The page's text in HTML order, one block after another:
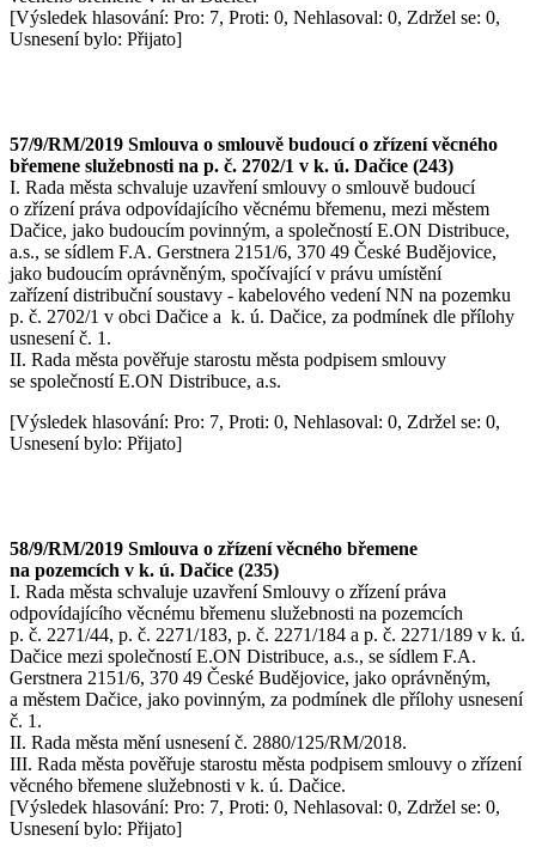
[Výsledek hlasování: Pro: 7, Proti: 0, Nehlasoval: 0, Zdržel se: 0,
Usnesení bylo: Přijato]
57/9/RM/2019 Smlouva o smlouvě budoucí o zřízení věcného
břemene služebnosti na p. č. 2702/1 v k. ú. Dačice (243)
I. Rada města schvaluje uzavření smlouvy o smlouvě budoucí
o zřízení práva odpovídajícího věcnému břemenu, mezi městem
Dačice, jako budoucím povinným, a společností E.ON Distribuce,
a.s., se sídlem F.A. Gerstnera 2151/6, 370 49 České Budějovice,
jako budoucím oprávněným, spočívající v právu umístění
zařízení distribuční soustavy - kabelového vedení NN na pozemku
p. č. 2702/1 v obci Dačice a k. ú. Dačice, za podmínek dle přílohy
usnesení č. 1.
II. Rada města pověřuje starostu města podpisem smlouvy
se společností E.ON Distribuce, a.s.
[Výsledek hlasování: Pro: 7, Proti: 0, Nehlasoval: 0, Zdržel se: 0,
Usnesení bylo: Přijato]
58/9/RM/2019 Smlouva o zřízení věcného břemene
na pozemcích v k. ú. Dačice (235)
I. Rada města schvaluje uzavření Smlouvy o zřízení práva
odpovídajícího věcnému břemenu služebnosti na pozemcích
p. č. 2271/44, p. č. 2271/183, p. č. 2271/184 a p. č. 2271/189 v k. ú.
Dačice mezi společností E.ON Distribuce, a.s., se sídlem F.A.
Gerstnera 2151/6, 370 49 České Budějovice, jako oprávněným,
a městem Dačice, jako povinným, za podmínek dle přílohy usnesení
č. 1.
II. Rada města mění usnesení č. 2880/125/RM/2018.
III. Rada města pověřuje starostu města podpisem smlouvy o zřízení
věcného břemene služebnosti v k. ú. Dačice.
[Výsledek hlasování: Pro: 7, Proti: 0, Nehlasoval: 0, Zdržel se: 0,
Usnesení bylo: Přijato]